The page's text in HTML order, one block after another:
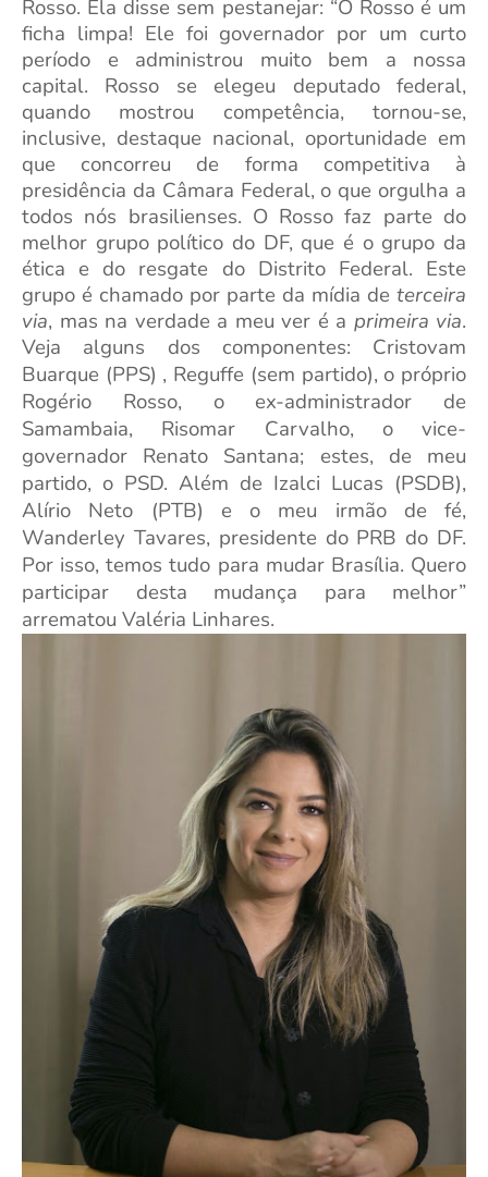
Rosso. Ela disse sem pestanejar: “O Rosso é um
ficha limpa! Ele foi governador por um curto
período e administrou muito bem a nossa
capital. Rosso se elegeu deputado federal,
quando mostrou competência, tornou-se,
inclusive, destaque nacional, oportunidade em
que concorreu de forma competitiva à
presidência da Câmara Federal, o que orgulha a
todos nós brasilienses. O Rosso faz parte do
melhor grupo político do DF, que é o grupo da
ética e do resgate do Distrito Federal. Este
grupo é chamado por parte da mídia de terceira
via, mas na verdade a meu ver é a primeira via.
Veja alguns dos componentes: Cristovam
Buarque (PPS) , Reguffe (sem partido), o próprio
Rogério Rosso, o ex-administrador de
Samambaia, Risomar Carvalho, o vice-
governador Renato Santana; estes, de meu
partido, o PSD. Além de Izalci Lucas (PSDB),
Alírio Neto (PTB) e o meu irmão de fé,
Wanderley Tavares, presidente do PRB do DF.
Por isso, temos tudo para mudar Brasília. Quero
participar desta mudança para melhor”
arrematou Valéria Linhares.